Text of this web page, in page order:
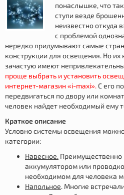
понаслышке, что
ступи везде
неизвестно откуда
с проблемой
нередко придумывают самые
конструкции для освещения. Но их
зачастую имеют
проще выбрать и установить
интернет-магазин «i-maxi».С его
передвигаться по двору или
человек найдет необходимый ему
Краткое описание
Условно системы освещения
категории:
Навесное. Преимущественно
аккумулятором или
необходимом для человека
Напольное. Многие